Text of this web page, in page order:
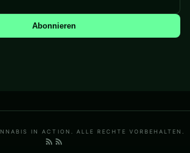
Abonnieren
IN ACTION. ALLE RECHTE VORBEHALTEN.